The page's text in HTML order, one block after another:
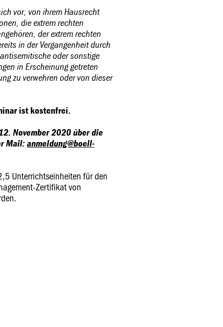
vor, von ihrem Hausrecht
die extrem rechten
der extrem rechten
in der Vergangenheit durch
oder sonstige
in Erscheinung getreten
zu verwehren oder von dieser
ist kostenfrei.
November 2020 über die
Mail:anmeldung@boell-
Unterrichtseinheiten für den
Zertifikat von